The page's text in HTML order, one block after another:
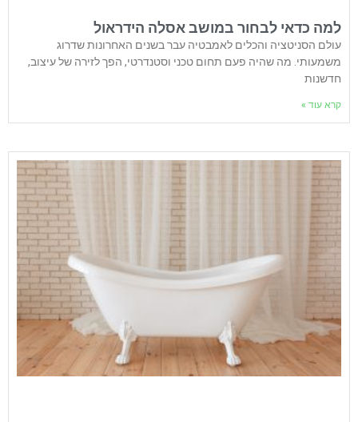
למה כדאי לבחור במושב אסלה הידראול
עולם הסניטציה והכלים לאמבטיה עבר בשנים האחרונות שדרוג
משמעותי. מה שהיה פעם תחום טכני וסטנדרטי, הפך לזירה של עיצוב,
חדשנות
קרא עוד »